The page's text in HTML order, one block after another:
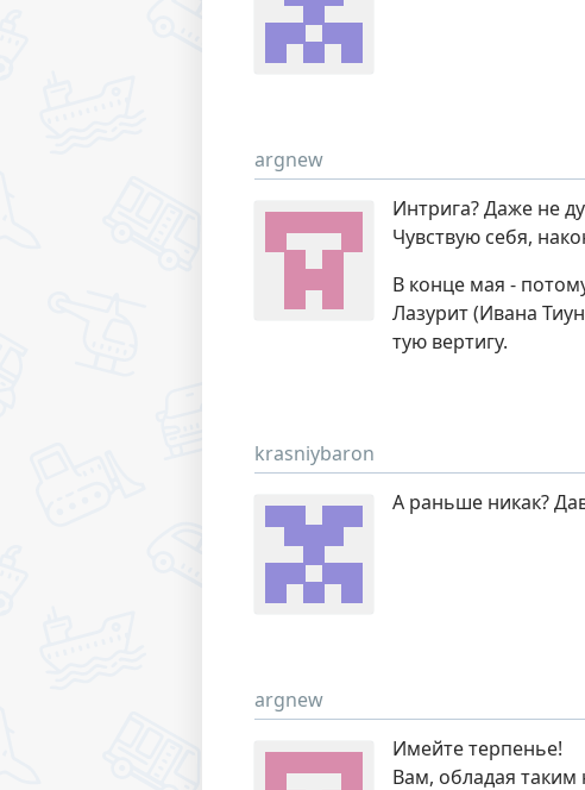
argnew
Интрига? Даже не
Чувствую себя,
В конце мая -
Лазурит (Ивана
тую вертигу.
krasniybaron
А раньше никак?
argnew
Имейте терпенье!
Вам, обладая